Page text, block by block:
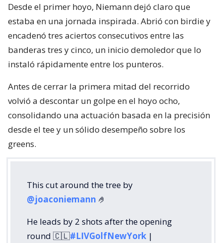
Desde el primer hoyo, Niemann dejó claro que
estaba en una jornada inspirada. Abrió con birdie y
encadenó tres aciertos consecutivos entre las
banderas tres y cinco, un inicio demoledor que lo
instaló rápidamente entre los punteros.
Antes de cerrar la primera mitad del recorrido
volvió a descontar un golpe en el hoyo ocho,
consolidando una actuación basada en la precisión
desde el tee y un sólido desempeño sobre los
greens.
This cut around the tree by
@joaconiemann 🤌
He leads by 2 shots after the opening
round 🇨🇱#LIVGolfNewYork |